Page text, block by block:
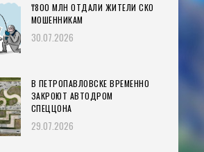
₸800 МЛН ОТДАЛИ ЖИТЕЛИ СКО
МОШЕННИКАМ
30.07.2026
В ПЕТРОПАВЛОВСКЕ ВРЕМЕННО
ЗАКРОЮТ АВТОДРОМ
СПЕЦЦОНА
29.07.2026